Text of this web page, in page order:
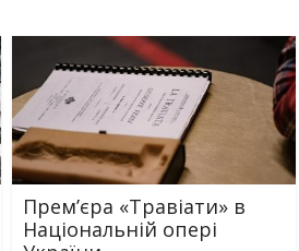
Прем’єра «Травіати» в
Національній опері